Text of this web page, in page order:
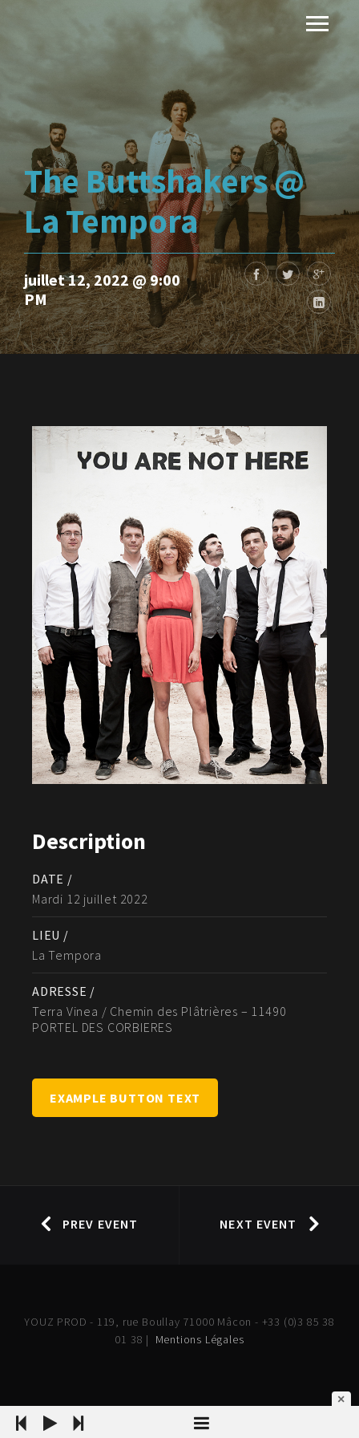
The Buttshakers @
La Tempora
juillet 12, 2022 @ 9:00
PM
Description
DATE /
Mardi 12 juillet 2022
LIEU /
La Tempora
ADRESSE /
Terra Vinea / Chemin des Plâtrières – 11490
PORTEL DES CORBIERES
EXAMPLE BUTTON TEXT
PREV EVENT NEXT EVENT
YOUZ PROD - 119, rue Boullay 71000 Mâcon - +33 (0)3 85 38
01 38 | Mentions Légales